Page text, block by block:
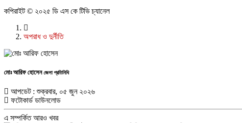
কপিরাইট © ২০২৫ ডি এস কে টিভি চ্যানেল
অপরাধ ও দুর্নীতি
মোঃ আরিফ হোসেনজেলা প্রতিনিধি
আপডেট : শুক্রবার, ০৫ জুন ২০২৬
ফটোকার্ড ডাউনলোড
এ সম্পর্কিত আরও খবর